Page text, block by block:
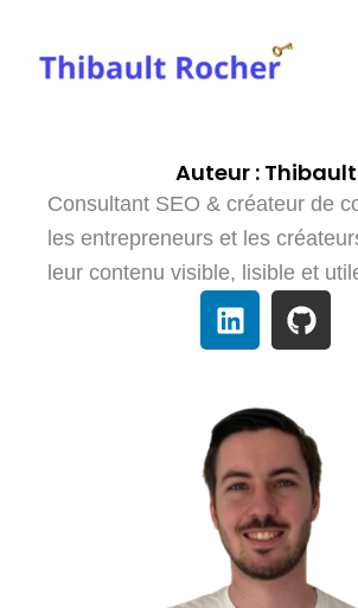
contenu
Auteur : Thibault
Consultant SEO & créateur de
les entrepreneurs et les
leur contenu visible, lisible et
L
i
e
d
i
n
G
i
u
b